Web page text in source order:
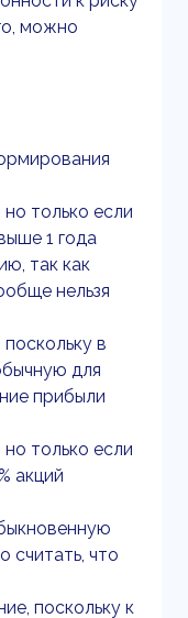
можно
только если
1 года
так как
нельзя
в
для
прибыли
только если
акций
что
поскольку к